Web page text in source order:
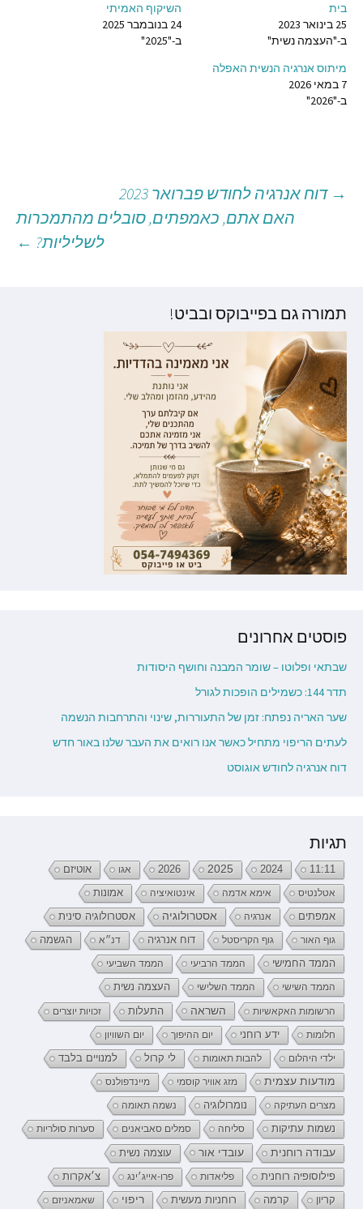
בית
25 בינואר 2023
ב-"העצמה נשית"
השיקוף האמיתי
24 בנובמבר 2025
ב-"2025"
מיתוס אנרגיה הנשית האפלה
7 במאי 2026
ב-"2026"
ניווט
→ דוח אנרגיה לחודש פברואר 2023
האם אתם, כאמפתים, סובלים מהתמכרות
לשליליות? ←
תמורה גם בפייבוקס ובביט!
פוסטים אחרונים
שבתאי ופלוטו – שומר המבנה וחושף היסודות
תדר 144: כשמילים הופכות לגורל
שער האריה נפתח: זמן של התעוררות, שינוי והתרחבות הנשמה
לעתים הריפוי מתחיל כאשר אנו רואים את העבר שלנו באור חדש
דוח אנרגיה לחודש אוגוסט
תגיות
11:11
2024
2025
2026 אגו אוטיזם
אטלנטיס אימא אדמה אינטואיציה אמונות
אמפתים אנרגיה אסטרולוגיה אסטרולוגיה סינית
גוף האור גוף הקריסטל דוח אנרגיה דנ״א הגשמה
הממד החמישי הממד הרביעי הממד השביעי
הממד השישי הממד השלישי העצמה נשית
הרשומות האקאשיות השראה התעלות זכויות יוצרים
חלומות ידע רוחני יום ההיפוך יום השוויון
ילדי היהלום להבות תאומות לי קרול למנויים בלבד
מודעות עצמית מזג אוויר קוסמי מיינדפולנס
מצרים העתיקה נומרולוגיה נשמה תאומה
נשמות עתיקות סליחה סמלים סאביאנים סערות סולריות
עבודה רוחנית עובדי אור
עוצמה נשית
פילוסופיה רוחנית
פליאדות פרו-אייג׳ינג צ׳אקרות
קריון קרמה רוחניות מעשית ריפוי שאמאניזם